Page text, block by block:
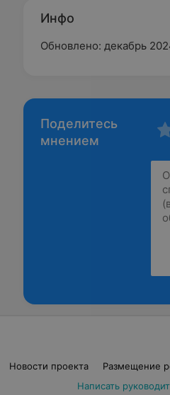
Инфо
Обновлено: декабрь
Поделитесь
мнением
Новости проекта Размещение
Написать